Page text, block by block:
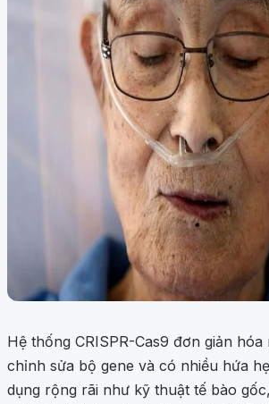
Hệ thống CRISPR-Cas9 đơn giản hóa
chỉnh sửa bộ gene và có nhiều hứa
dụng rộng rãi như kỹ thuật tế bào